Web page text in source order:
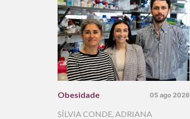
Obesidade 05 ago 2026
SÍLVIA CONDE,ADRIANA